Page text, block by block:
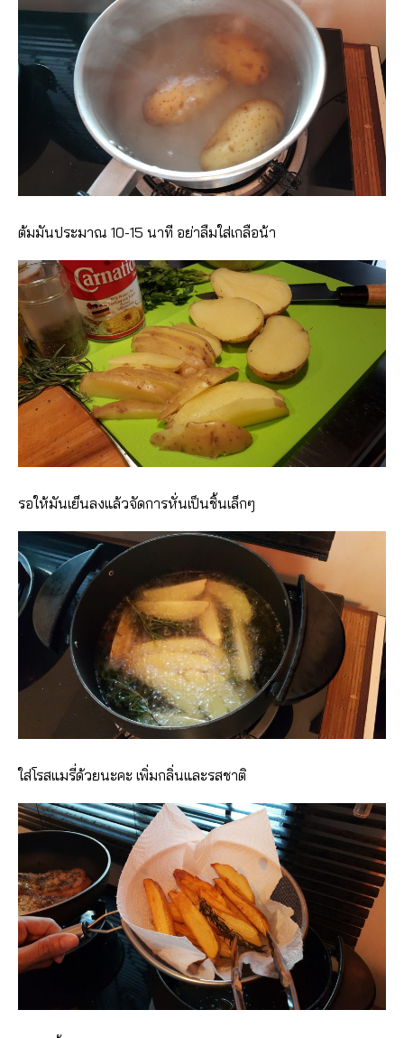
ต้มมันประมาณ 10-15 นาที อย่าลืมใส่เกลือน้า
รอให้มันเย็นลงแล้วจัดการหั่นเป็นชิ้นเล็กๆ
ใส่โรสแมรี่ด้วยนะคะ เพิ่มกลิ่นและรสชาติ